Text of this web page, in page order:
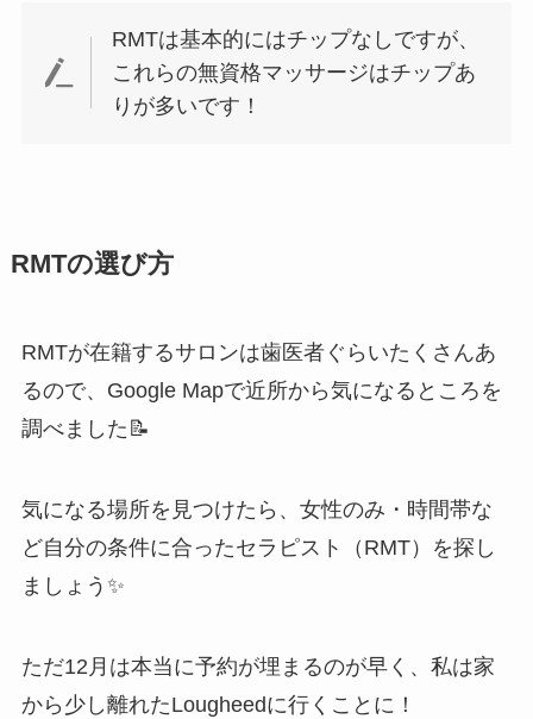
RMTは基本的にはチップなしですが、
これらの無資格マッサージはチップあ
りが多いです！
RMTの選び方
RMTが在籍するサロンは歯医者ぐらいたくさんあ
るので、Google Mapで近所から気になるところを
調べました📝
気になる場所を見つけたら、女性のみ・時間帯な
ど自分の条件に合ったセラピスト（RMT）を探し
ましょう✨
ただ12月は本当に予約が埋まるのが早く、私は家
から少し離れたLougheedに行くことに！